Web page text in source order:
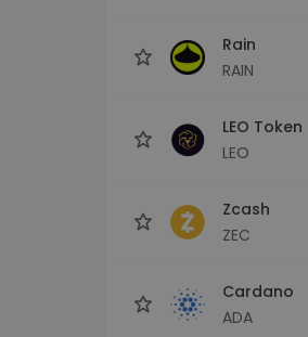
Rain
RAIN
LEO Token
LEO
Zcash
ZEC
Cardano
ADA